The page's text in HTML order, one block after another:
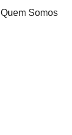
Quem Somos